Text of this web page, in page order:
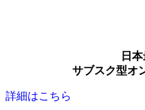
日
サブスク型オ
詳細はこちら